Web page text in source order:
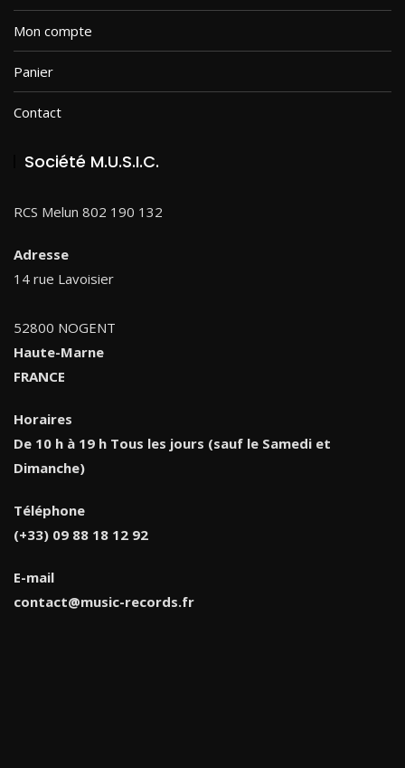
Mon compte
Panier
Contact
Société M.U.S.I.C.
RCS Melun 802 190 132
Adresse
14 rue Lavoisier
52800 NOGENT
Haute-Marne
FRANCE
Horaires
De 10 h à 19 h Tous les jours (sauf le Samedi et
Dimanche)
Téléphone
(+33) 09 88 18 12 92
E-mail
contact@music-records.fr